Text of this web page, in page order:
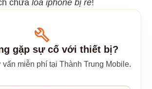
chữa loa iphone bị rè!
gặp sự cố với thiết bị?
vấn miễn phí tại Thành Trung Mobile.